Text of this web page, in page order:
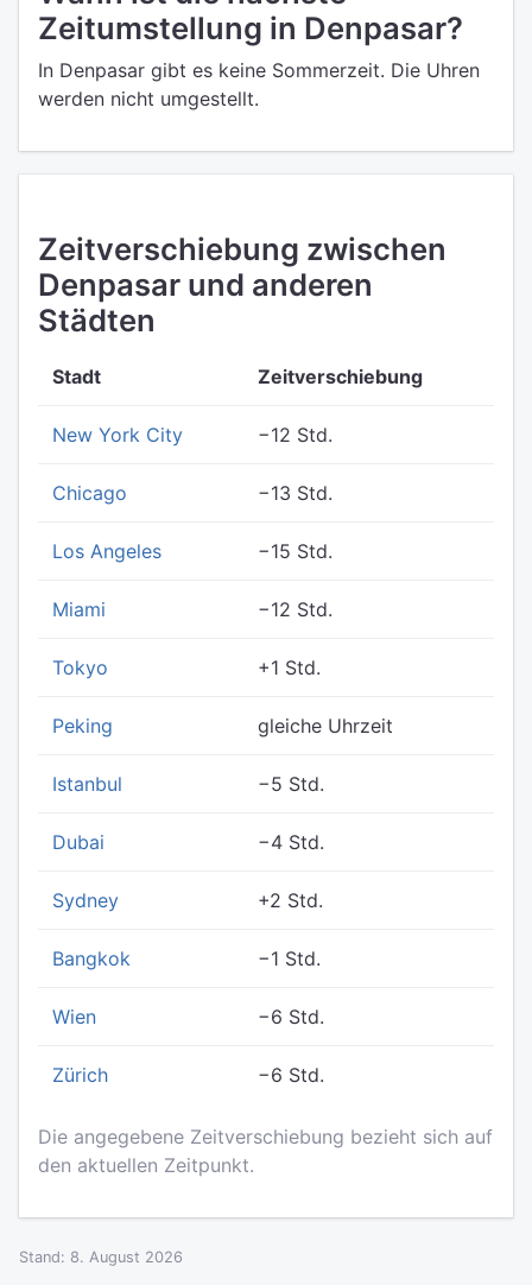
Zeitumstellung in Denpasar?
In Denpasar gibt es keine Sommerzeit. Die Uhren
werden nicht umgestellt.
Zeitverschiebung zwischen
Denpasar und anderen
Städten
Stadt Zeitverschiebung
New York City −12 Std.
Chicago −13 Std.
Los Angeles −15 Std.
Miami −12 Std.
Tokyo +1 Std.
Peking gleiche Uhrzeit
Istanbul −5 Std.
Dubai −4 Std.
Sydney +2 Std.
Bangkok −1 Std.
Wien −6 Std.
Zürich −6 Std.
Die angegebene Zeitverschiebung bezieht sich auf
den aktuellen Zeitpunkt.
Stand: 8. August 2026